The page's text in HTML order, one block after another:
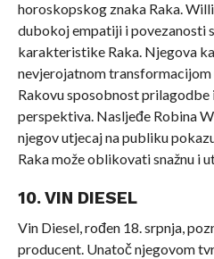
horoskopskog znaka Raka.
dubokoj empatiji i povezanosti
karakteristike Raka. Njegova
nevjerojatnom
Rakovu sposobnost
perspektiva. Nasljeđe Robina
njegov utjecaj na publiku
Raka može oblikovati snažnu i
10. VIN DIESEL
Vin Diesel, rođen 18. srpnja,
producent. Unatoč njegovom